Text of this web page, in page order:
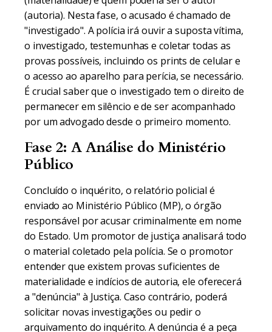
(autoria). Nesta fase, o acusado é chamado de
"investigado". A polícia irá ouvir a suposta vítima,
o investigado, testemunhas e coletar todas as
provas possíveis, incluindo os prints de celular e
o acesso ao aparelho para perícia, se necessário.
É crucial saber que o investigado tem o direito de
permanecer em silêncio e de ser acompanhado
por um advogado desde o primeiro momento.
Fase 2: A Análise do Ministério
Público
Concluído o inquérito, o relatório policial é
enviado ao Ministério Público (MP), o órgão
responsável por acusar criminalmente em nome
do Estado. Um promotor de justiça analisará todo
o material coletado pela polícia. Se o promotor
entender que existem provas suficientes de
materialidade e indícios de autoria, ele oferecerá
a "denúncia" à Justiça. Caso contrário, poderá
solicitar novas investigações ou pedir o
arquivamento do inquérito. A denúncia é a peça